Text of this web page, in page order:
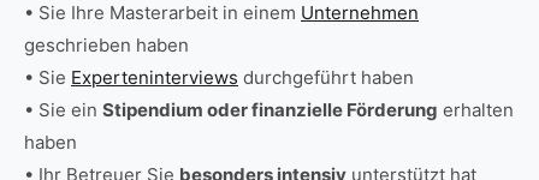
• Sie Ihre Masterarbeit in einem Unternehmen
geschrieben haben
• Sie Experteninterviews durchgeführt haben
• Sie ein Stipendium oder finanzielle Förderung erhalten
haben
• Ihr Betreuer Sie besonders intensiv unterstützt hat